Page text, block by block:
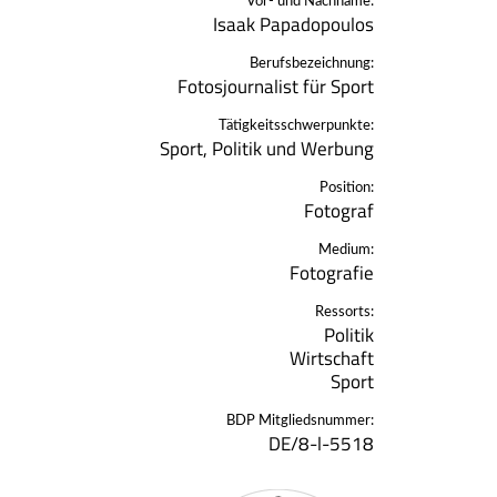
Isaak Papadopoulos
Berufsbezeichnung:
Fotosjournalist für Sport
Tätigkeitsschwerpunkte:
Sport, Politik und Werbung
Position:
Fotograf
Medium:
Fotografie
Ressorts:
Politik
Wirtschaft
Sport
BDP Mitgliedsnummer:
DE/8-l-5518